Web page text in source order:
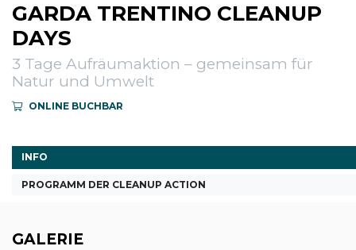
GARDA TRENTINO CLEANUP
DAYS
3 Tage Aufräumaktion – gemeinsam für
Natur und Umwelt
ONLINE BUCHBAR
INFO
PROGRAMM DER CLEANUP ACTION
GALERIE